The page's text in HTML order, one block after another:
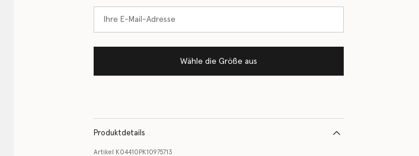
Wähle die Größe aus
Produktdetails
Artikel K04410PK10975713